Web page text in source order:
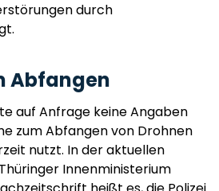
durch
Abfangen
auf Anfrage keine Angaben
zum Abfangen von Drohnen
nutzt. In der aktuellen
Innenministerium